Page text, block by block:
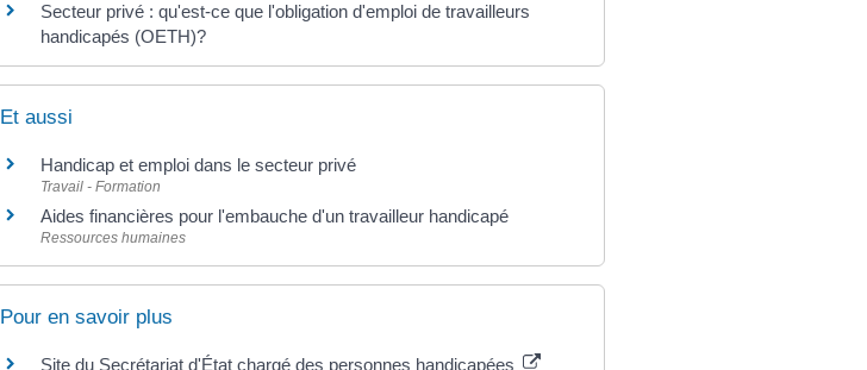
Secteur privé : qu'est-ce que l'obligation d'emploi de travailleurs
handicapés (OETH)?
Et aussi
Handicap et emploi dans le secteur privé
Travail - Formation
Aides financières pour l'embauche d'un travailleur handicapé
Ressources humaines
Pour en savoir plus
Site du Secrétariat d'État chargé des personnes handicapées